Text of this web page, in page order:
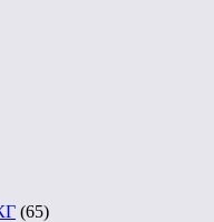
(65)